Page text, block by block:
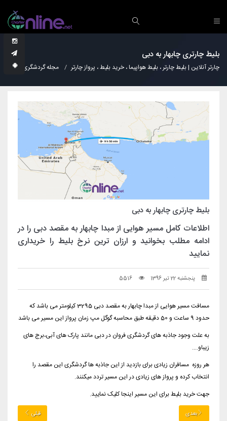
بلیط چارتری چابهار به دبی
چارتر آنلاین | بلیط چارتر ، بلیط هواپیما ، خرید بلیط ، پرواز چارتر مجله گردشگری
بلیط چارتری چابهار به دبی
اطلاعات کامل مسیر هوایی از مبدا چابهار به مقصد دبی را در
ادامه مطلب بخوانید و ارزان ترین نرخ بلیط را خریداری
نمایید
پنجشنبه 22 تیر 1396 5516
مسافت مسیر هوایی از مبدا چابهار به مقصد دبی 3295 کیلومتر می باشد که
حدود 9 ساعت و 50 دقیقه طبق محاسبه
گوگل مپ زمان پرواز این مسیر می باشد
به علت وجود جاذبه های گردشگری فروان در دبی مانند پارک های آبی،برج های
زیباو....
هر روزه مسافران زیادی برای بازدید از این جاذبه ها گردشگری این مقصد را
انتخاب کرده و پرواز های زیادی در این مسیر تردد میکنند.
جهت خرید بلیط برای این مسیراینجاکلیک نمایید.
بعدی قبلی